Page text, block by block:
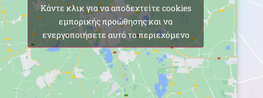
Κάντε κλικ για να αποδεχτείτε cookies
εμπορικής προώθησης και να
ενεργοποιήσετε αυτό το περιεχόμενο